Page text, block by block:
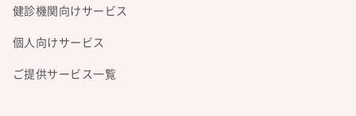
健診機関向けサービス
個人向けサービス
ご提供サービス一覧